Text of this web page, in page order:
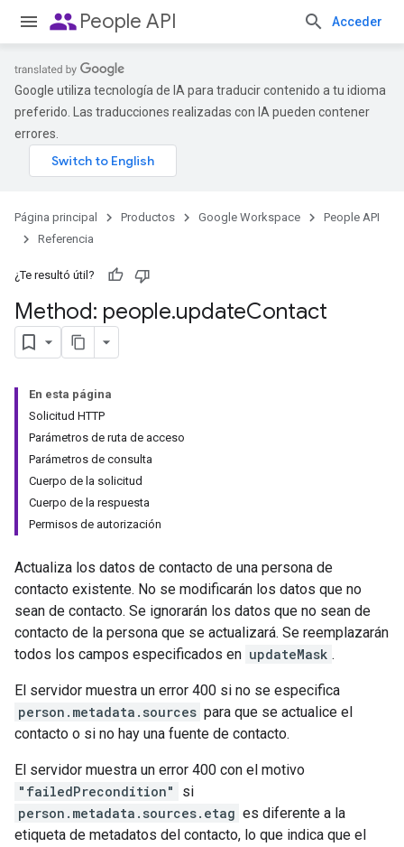
peoplePeople API Acceder
Google utiliza tecnología de IA para traducir contenido a tu idioma
preferido. Las traducciones realizadas con IA pueden contener
errores.
Página principal Productos Google Workspace
People API
Referencia
¿Te resultó útil?
Method: people.updateContact
En esta página
Solicitud HTTP
Parámetros de ruta de acceso
Parámetros de consulta
Cuerpo de la solicitud
Cuerpo de la respuesta
Permisos de autorización
Actualiza los datos de contacto de una persona de
contacto existente. No se modificarán los datos que no
sean de contacto. Se ignorarán los datos que no sean de
contacto de la persona que se actualizará. Se reemplazarán
todos los campos especificados en updateMask .
El servidor muestra un error 400 si no se especifica
person.metadata.sources para que se actualice el
contacto o si no hay una fuente de contacto.
El servidor muestra un error 400 con el motivo
"failedPrecondition"
si
person.metadata.sources.etag es diferente a la
etiqueta de metadatos del contacto, lo que indica que el